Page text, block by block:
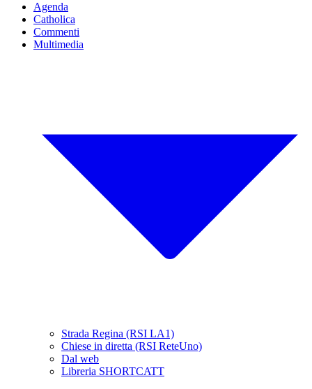
Agenda
Catholica
Commenti
Multimedia
Strada Regina (RSI LA1)
Chiese in diretta (RSI ReteUno)
Dal web
Libreria SHORTCATT